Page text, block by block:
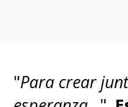
"el primer
Dragon Ball
"Para crear